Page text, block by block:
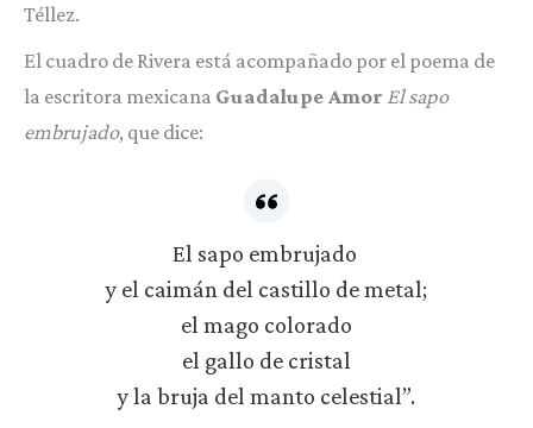
Téllez.
El cuadro de Rivera está acompañado por el poema de
la escritora mexicana Guadalupe Amor El sapo
embrujado, que dice:
El sapo embrujado
y el caimán del castillo de metal;
el mago colorado
el gallo de cristal
y la bruja del manto celestial”.